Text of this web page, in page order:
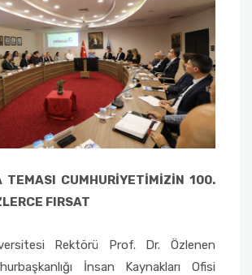
TEMASI CUMHURİYETİMİZİN 100.
FIRSAT
Rektörü Prof. Dr. Özlenen
İnsan Kaynakları Ofisi
Diller Fakültesi